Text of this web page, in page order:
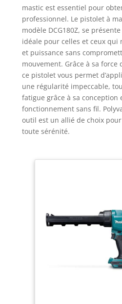
mastic est essentiel pour
professionnel. Le pistolet à
modèle DCG180Z, se
idéale pour celles et ceux qui
et puissance sans
mouvement. Grâce à sa force
ce pistolet vous permet
une régularité impeccable,
fatigue grâce à sa conception
fonctionnement sans fil.
outil est un allié de choix
toute sérénité.